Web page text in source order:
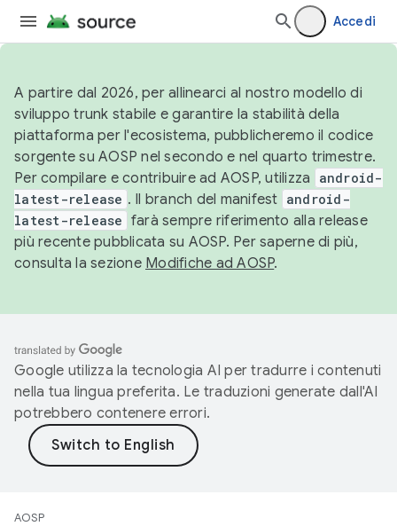
Accedi
A partire dal 2026, per allinearci al nostro modello di
sviluppo trunk stabile e garantire la stabilità della
piattaforma per l'ecosistema, pubblicheremo il codice
sorgente su AOSP nel secondo e nel quarto trimestre.
Per compilare e contribuire ad AOSP, utilizza
android-
latest-release . Il branch del manifest android-
latest-release farà sempre riferimento alla release
più recente pubblicata su AOSP. Per saperne di più,
consulta la sezione Modifiche ad AOSP.
Google utilizza la tecnologia AI per tradurre i contenuti
nella tua lingua preferita. Le traduzioni generate dall'AI
potrebbero contenere errori.
AOSP